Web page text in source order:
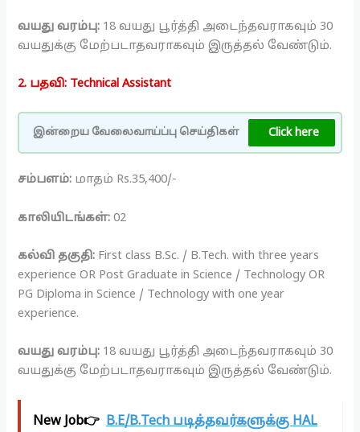
வயது வரம்பு: 18 வயது பூர்த்தி அடைந்தவராகவும் 30
வயதுக்கு மேற்படாதவராகவும் இருத்தல் வேண்டும்.
2. பதவி: Technical Assistant
இன்றைய வேலைவாய்ப்பு செய்திகள் Click here
சம்பளம்: மாதம் Rs.35,400/-
காலியிடங்கள்: 02
கல்வி தகுதி: First class B.Sc. / B.Tech. with three years
experience OR Post Graduate in Science / Technology OR
PG Diploma in Science / Technology with one year
experience.
வயது வரம்பு: 18 வயது பூர்த்தி அடைந்தவராகவும் 30
வயதுக்கு மேற்படாதவராகவும் இருத்தல் வேண்டும்.
New Job👉 B.E/B.Tech படித்தவர்களுக்கு HAL